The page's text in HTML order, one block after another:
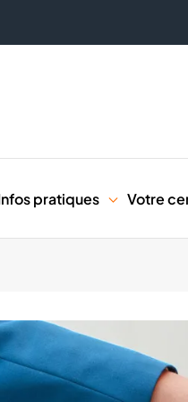
pratiques Votre